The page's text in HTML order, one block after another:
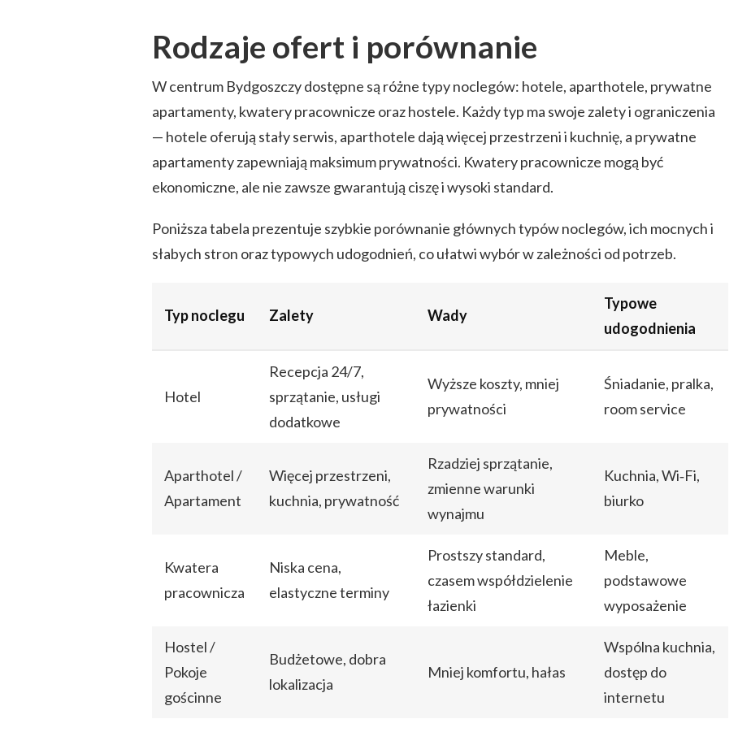
Rodzaje ofert i porównanie
W centrum Bydgoszczy dostępne są różne typy noclegów: hotele, aparthotele, prywatne
apartamenty, kwatery pracownicze oraz hostele. Każdy typ ma swoje zalety i ograniczenia
— hotele oferują stały serwis, aparthotele dają więcej przestrzeni i kuchnię, a prywatne
apartamenty zapewniają maksimum prywatności. Kwatery pracownicze mogą być
ekonomiczne, ale nie zawsze gwarantują ciszę i wysoki standard.
Poniższa tabela prezentuje szybkie porównanie głównych typów noclegów, ich mocnych i
słabych stron oraz typowych udogodnień, co ułatwi wybór w zależności od potrzeb.
Typ noclegu Zalety Wady
Typowe
udogodnienia
Hotel
Recepcja 24/7,
sprzątanie, usługi
dodatkowe
Wyższe koszty, mniej
prywatności
Śniadanie, pralka,
room service
Aparthotel /
Apartament
Więcej przestrzeni,
kuchnia, prywatność
Rzadziej sprzątanie,
zmienne warunki
wynajmu
Kuchnia, Wi‑Fi,
biurko
Kwatera
pracownicza
Niska cena,
elastyczne terminy
Prostszy standard,
czasem współdzielenie
łazienki
Meble,
podstawowe
wyposażenie
Hostel /
Pokoje
gościnne
Budżetowe, dobra
lokalizacja
Mniej komfortu, hałas
Wspólna kuchnia,
dostęp do
internetu